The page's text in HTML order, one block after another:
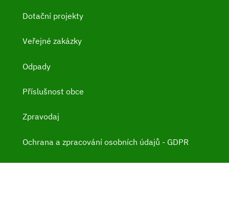
Dotační projekty
Veřejné zakázky
Odpady
Příslušnost obce
Zpravodaj
Ochrana a zpracování osobních údajů - GDPR